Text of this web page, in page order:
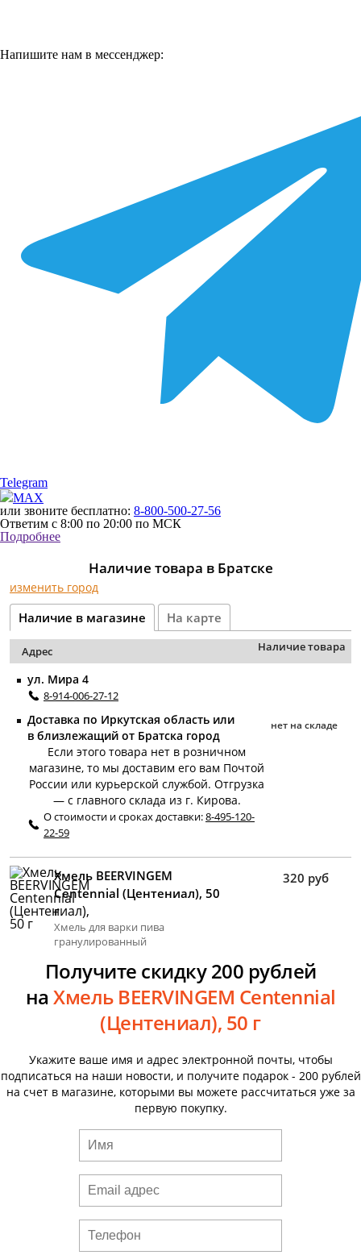
Напишите нам в мессенджер:
Telegram
MAX
или звоните бесплатно: 8-800-500-27-56
Ответим с 8:00 по 20:00 по МСК
Подробнее
Наличие товара в Братске
изменить город
Наличие в магазине На карте
Адрес Наличие товара
ул. Мира 4
8-914-006-27-12
Доставка по Иркутская область или
в близлежащий от Братска город
Если этого товара нет в розничном
магазине, то мы доставим его вам Почтой
России или курьерской службой. Отгрузка
— с главного склада из г. Кирова.
О стоимости и сроках доставки:8-495-120-
22-59
нет на складе
Хмель BEERVINGEM
Centennial (Центениал), 50
г
Хмель для варки пива
гранулированный
320 руб
Получите скидку 200 рублей
на Хмель BEERVINGEM Centennial
(Центениал), 50 г
Укажите ваше имя и адрес электронной почты, чтобы
подписаться на наши новости, и получите подарок - 200 рублей
на счет в магазине, которыми вы можете рассчитаться уже за
первую покупку.